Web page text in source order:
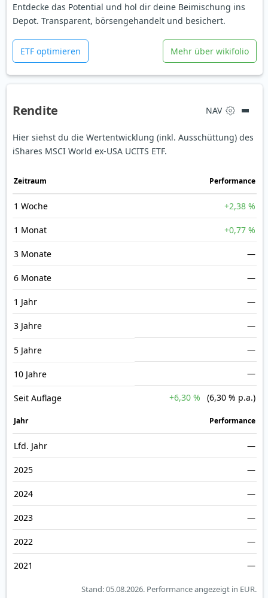
Entdecke das Potential und hol dir deine Beimischung ins
Depot. Transparent, börsengehandelt und besichert.
ETF optimieren Mehr über wikifolio
Rendite NAV
Hier siehst du die Wertentwicklung (inkl. Ausschüttung) des
iShares MSCI World ex-USA UCITS ETF.
Zeit­raum Perfor­mance
1 Woche +2,38 %
1 Monat +0,77 %
3 Monate —
6 Monate —
1 Jahr —
3 Jahre —
5 Jahre —
10 Jahre —
Seit Auflage +6,30 % (6,30 % p.a.)
Jahr Perfor­mance
Lfd. Jahr —
2025 —
2024 —
2023 —
2022 —
2021 —
Stand: 05.08.2026. Performance angezeigt in EUR.